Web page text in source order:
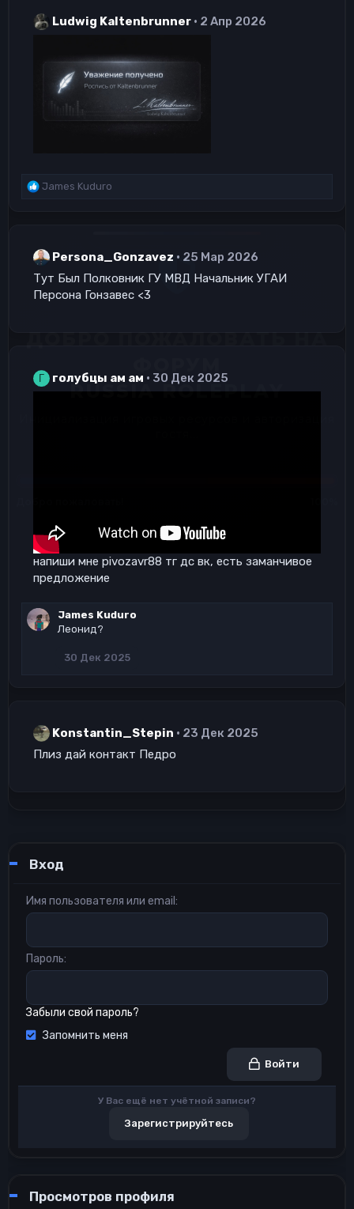
и Ludwig Kaltenbrunner 2 Апр 2026
Р
и
:
James Kuduro
Persona_Gonzavez
25 Мар 2026
Тут Был Полковник ГУ МВД Начальник УГАИ
Персона Гонзавес <3
Г голубцы ам ам 30 Дек 2025
напиши мне pivozavr88 тг дс вк, есть заманчивое
предложение
James Kuduro
Леонид?
30 Дек 2025
Konstantin_Stepin
23 Дек 2025
Плиз дай контакт Педро
Вход
Имя пользователя или email
Пароль
Забыли свой пароль?
Запомнить меня
Войти
У Вас ещё нет учётной записи?
Зарегистрируйтесь
Просмотров профиля